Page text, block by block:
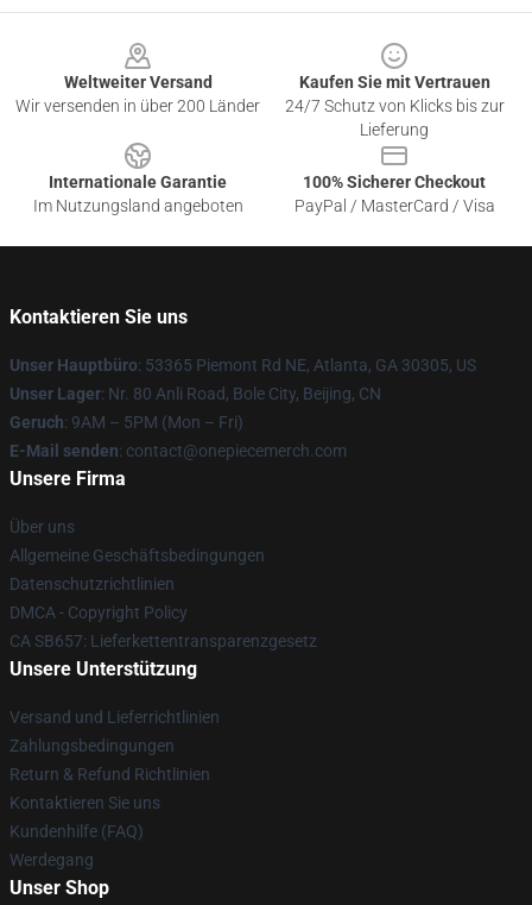
Weltweiter Versand
Wir versenden in über 200 Länder
Kaufen Sie mit Vertrauen
24/7 Schutz von Klicks bis zur
Lieferung
Internationale Garantie
Im Nutzungsland angeboten
100% Sicherer Checkout
PayPal / MasterCard / Visa
Kontaktieren Sie uns
Unser Hauptbüro: 53365 Piemont Rd NE, Atlanta, GA 30305, US
Unser Lager: Nr. 80 Anli Road, Bole City, Beijing, CN
Geruch: 9AM – 5PM (Mon – Fri)
E-Mail senden: contact@onepiecemerch.com
Unsere Firma
Über uns
Allgemeine Geschäftsbedingungen
Datenschutzrichtlinien
DMCA - Copyright Policy
CA SB657: Lieferkettentransparenzgesetz
Unsere Unterstützung
Versand und Lieferrichtlinien
Zahlungsbedingungen
Return & Refund Richtlinien
Kontaktieren Sie uns
Kundenhilfe (FAQ)
Werdegang
Unser Shop